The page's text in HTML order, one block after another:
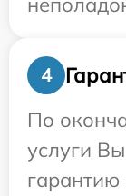
4
По
услуги
гарантию